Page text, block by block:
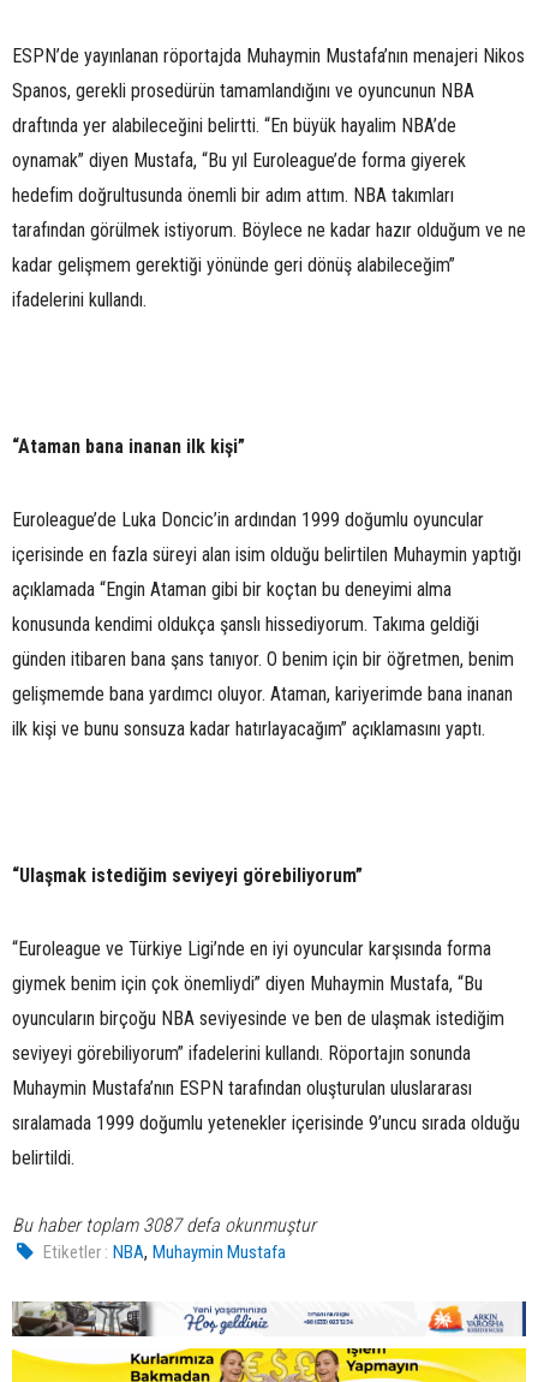
ESPN’de yayınlanan röportajda Muhaymin Mustafa’nın menajeri Nikos
Spanos, gerekli prosedürün tamamlandığını ve oyuncunun NBA
draftında yer alabileceğini belirtti. “En büyük hayalim NBA’de
oynamak” diyen Mustafa, “Bu yıl Euroleague’de forma giyerek
hedefim doğrultusunda önemli bir adım attım. NBA takımları
tarafından görülmek istiyorum. Böylece ne kadar hazır olduğum ve ne
kadar gelişmem gerektiği yönünde geri dönüş alabileceğim”
ifadelerini kullandı.
“Ataman bana inanan ilk kişi”
Euroleague’de Luka Doncic’in ardından 1999 doğumlu oyuncular
içerisinde en fazla süreyi alan isim olduğu belirtilen Muhaymin yaptığı
açıklamada “Engin Ataman gibi bir koçtan bu deneyimi alma
konusunda kendimi oldukça şanslı hissediyorum. Takıma geldiği
günden itibaren bana şans tanıyor. O benim için bir öğretmen, benim
gelişmemde bana yardımcı oluyor. Ataman, kariyerimde bana inanan
ilk kişi ve bunu sonsuza kadar hatırlayacağım” açıklamasını yaptı.
“Ulaşmak istediğim seviyeyi görebiliyorum”
“Euroleague ve Türkiye Ligi’nde en iyi oyuncular karşısında forma
giymek benim için çok önemliydi” diyen Muhaymin Mustafa, “Bu
oyuncuların birçoğu NBA seviyesinde ve ben de ulaşmak istediğim
seviyeyi görebiliyorum” ifadelerini kullandı. Röportajın sonunda
Muhaymin Mustafa’nın ESPN tarafından oluşturulan uluslararası
sıralamada 1999 doğumlu yetenekler içerisinde 9’uncu sırada olduğu
belirtildi.
Bu haber toplam 3087 defa okunmuştur
Etiketler : NBA,Muhaymin Mustafa